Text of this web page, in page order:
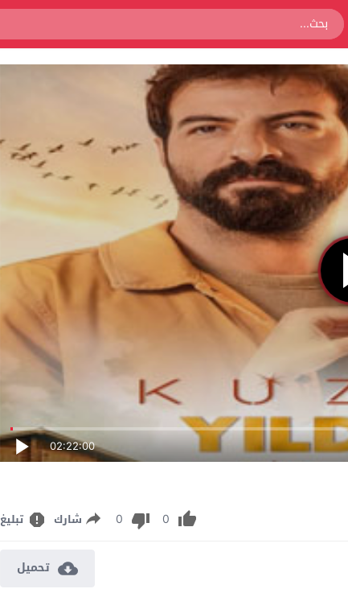
02:22:00
0
0 شارك تبليغ
تحميل